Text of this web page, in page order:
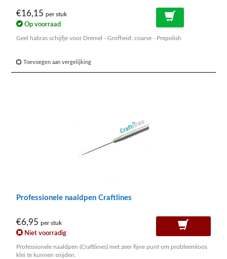
€16,15 per stuk
Op voorraad
Geel habras schijfje voor Dremel - Grofheid: coarse - Prepolish
Toevoegen aan vergelijking
Professionele naaldpen Craftlines
€6,95 per stuk
Niet voorradig
Professionele naaldpen (Craftlines) met zeer fijne punt om probleemloos
klei te kunnen snijden.